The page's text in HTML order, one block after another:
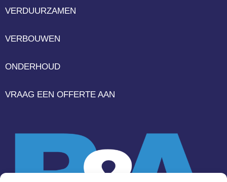
VERDUURZAMEN
VERBOUWEN
ONDERHOUD
VRAAG EEN OFFERTE AAN